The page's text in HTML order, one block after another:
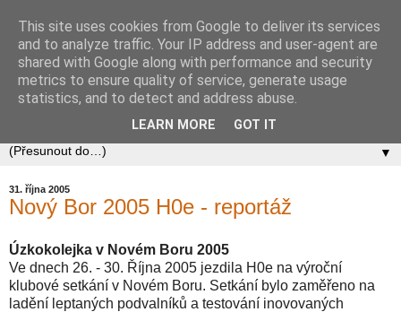
Zababov H0
Spolek Zababov - spolek železničních modelářů zabývající
se stavbou modelové železnice v měřítku 1:87.
▼
31. října 2005
Nový Bor 2005 H0e - reportáž
Úzkokolejka v Novém Boru 2005
Ve dnech 26. - 30. Října 2005 jezdila H0e na výroční
klubové setkání v Novém Boru. Setkání bylo zaměřeno na
ladění leptaných podvalníků a testování inovovaných
This site uses cookies from Google to deliver its services
and to analyze traffic. Your IP address and user-agent are
shared with Google along with performance and security
metrics to ensure quality of service, generate usage
statistics, and to detect and address abuse.
LEARN MORE GOT IT